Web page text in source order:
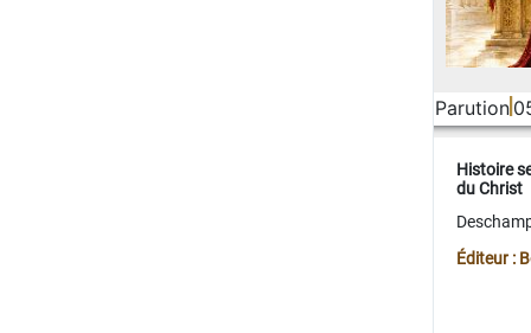
Parution
Histoire
du Christ
Éditeur :